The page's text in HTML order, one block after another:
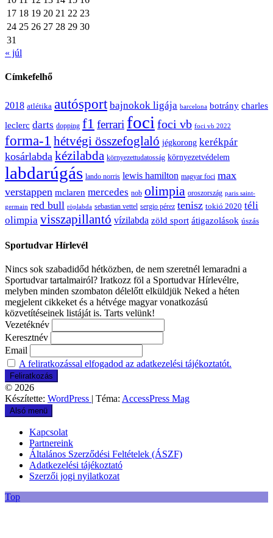
17 18 19 20 21 22 23
24 25 26 27 28 29 30
31
« júl
Címkefelhő
2018 atlétika autósport bajnokok ligája barcelona botrány charles
leclerc darts dopping f1 ferrari foci foci vb foci vb 2022
forma-1 hétvégi összefoglaló jégkorong kerékpár
kosárlabda kézilabda környezettudatosság környezetvédelem
labdarúgás lando norris lewis hamilton magyar foci max
verstappen mclaren mercedes nob olimpia oroszország paris saint-
germain red bull röplabda sebastian vettel sergio pérez tenisz tokió 2020 téli
olimpia visszapillantó vízilabda zöld sport átigazolások úszás
Sportudvar Hírlevél
Nincs sok szabadidőd hétközben, de nem szeretnél lemaradni a
Sportudvar tartalmairól? Iratkozz föl a Sportudvar Hírlevélre,
melyben minden szombaton délelőtt elküldjük Neked a héten
megjelent cikkeket és a hétvége magyar vonatkozású
közvetítéseinek listáját is. Tarts velünk!
Vezetéknév
Keresztnév
Email
A feliratkozással elfogadod az adatkezelési tájékoztatót.
© 2026
Készítette: WordPress | Téma: AccessPress Mag
Alsó menü
Kapcsolat
Partnereink
Általános Szerződési Feltételek (ÁSZF)
Adatkezelési tájékoztató
Szerzői jogi nyilatkozat
Top